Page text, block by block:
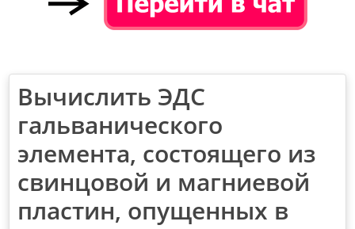
Вычислить ЭДС
гальванического
элемента, состоящего из
свинцовой и магниевой
пластин, опущенных в